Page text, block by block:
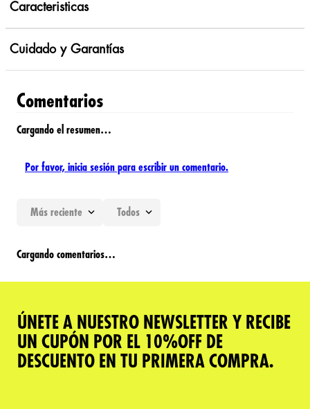
Caracteristicas
Cuidado y Garantías
Comentarios
Cargando el resumen…
Por favor, inicia sesión para escribir un comentario.
Más reciente Todos
Cargando comentarios…
ÚNETE A NUESTRO NEWSLETTER Y RECIBE
UN CUPÓN POR EL 10%OFF DE
DESCUENTO EN TU PRIMERA COMPRA.